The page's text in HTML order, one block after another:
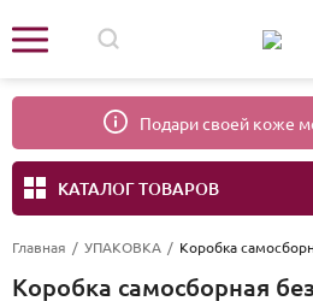
Подари своей коже
КАТАЛОГ ТОВАРОВ
Главная / УПАКОВКА / Коробка
Коробка самосборная